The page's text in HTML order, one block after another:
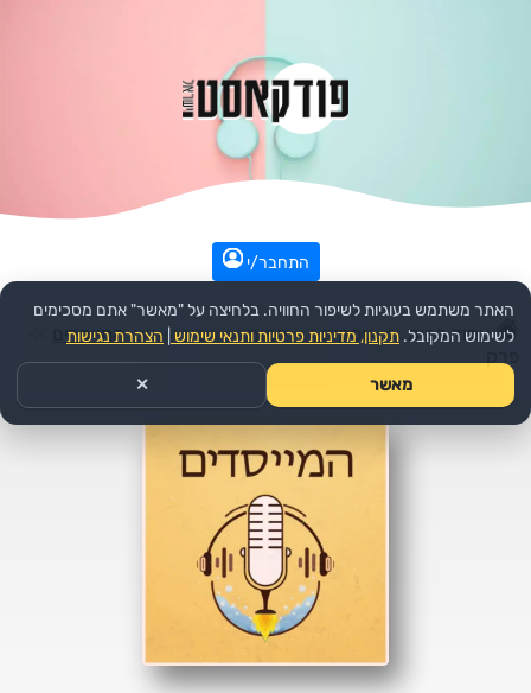
התחבר/י
עמוד הבית >> עסקים >> יזמות >> הפודקאסט: המייסדים
האתר משתמש בעוגיות לשיפור החוויה. בלחיצה על "מאשר" אתם מסכימים
לשימוש המקובל. תקנון, מדיניות פרטיות ותנאי שימוש הצהרת נגישות
מאשר ✕